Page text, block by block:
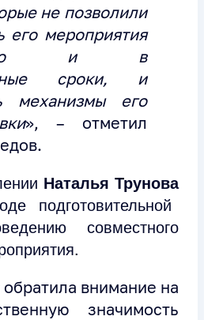
не позволили
его мероприятия
и в
сроки, и
механизмы его
», – отметил
Наталья Трунова
подготовительной
совместного
обратила внимание на
значимость